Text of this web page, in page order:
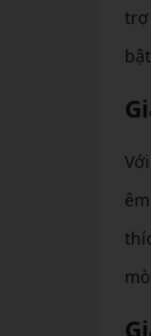
trợ